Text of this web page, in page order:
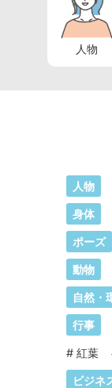
人物
人物
身体
ポーズ
動物
自然・
行事
# 紅葉
ビジネ